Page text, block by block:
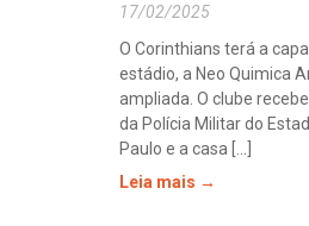
17/02/2025
O Corinthians terá a
estádio, a Neo Quimica
ampliada. O clube
da Polícia Militar do
Paulo e a casa [...]
Leia mais →